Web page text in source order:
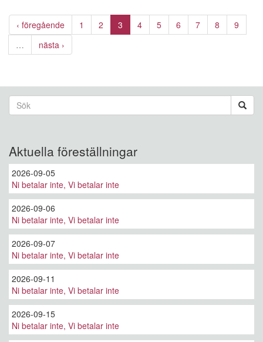
‹ föregående 1 2 3 4 5 6 7 8
9
…
nästa ›
Sökformulär
Aktuella föreställningar
2026-09-05
Ni betalar inte, Vi betalar inte
2026-09-06
Ni betalar inte, Vi betalar inte
2026-09-07
Ni betalar inte, Vi betalar inte
2026-09-11
Ni betalar inte, Vi betalar inte
2026-09-15
Ni betalar inte, Vi betalar inte